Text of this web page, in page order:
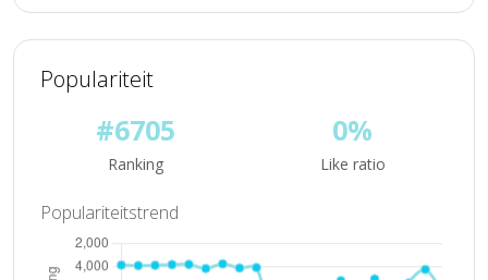
Populariteit
#6705
Ranking
0%
Like ratio
Populariteitstrend